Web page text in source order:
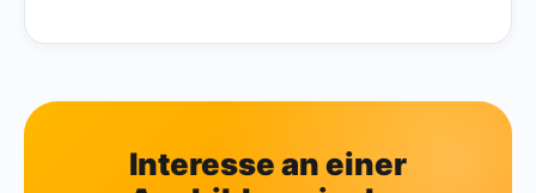
Interesse an einer